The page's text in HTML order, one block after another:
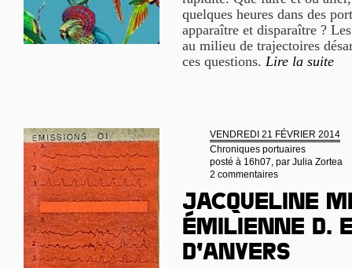
quelques heures dans des
apparaître et disparaître ?
au milieu de trajectoires
ces questions. Lire la suite
VENDREDI 21 FÉVRIER 2014
Chroniques portuaires
posté à 16h07, par Julia Zortea
2 commentaires
Jacqueline
Émilienne
d’Anvers